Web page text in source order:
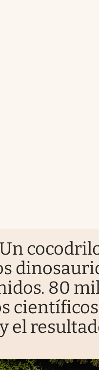
Un
80
el